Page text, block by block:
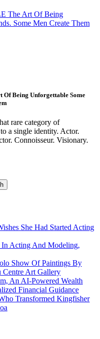
Being Unforgettable Some
rare category of
a single identity. Actor.
Connoisseur. Visionary.
She Had Started Acting
In Acting And Modeling,
Show Of Paintings By
Centre Art Gallery
An AI-Powered Wealth
Financial Guidance
Transformed Kingfisher